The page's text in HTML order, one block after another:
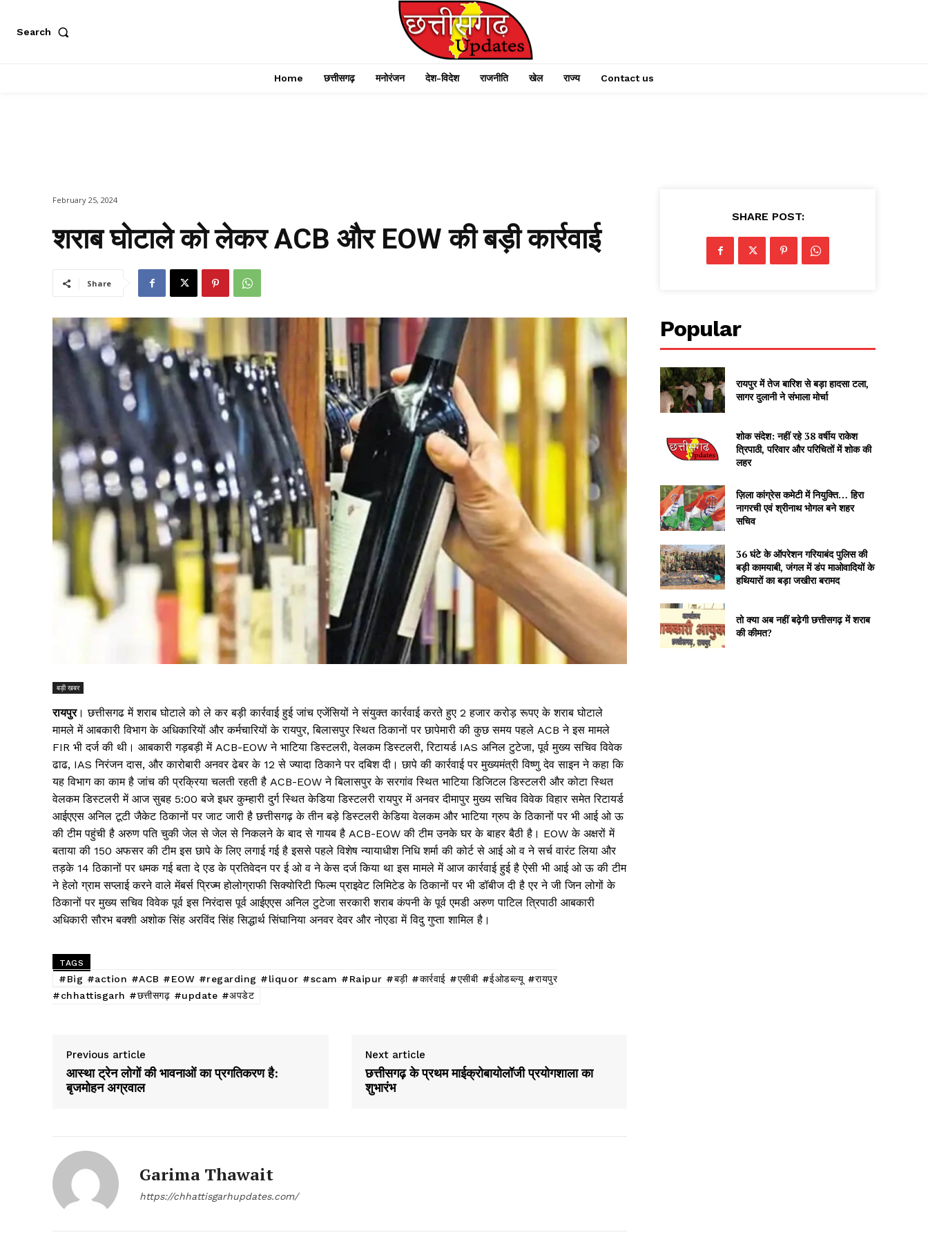
Search
Home छत्तीसगढ़ मनोरंजन देश-विदेश राजनीति खेल राज्य Contact us
February 25, 2024
शराब घोटाले को लेकर ACB और EOW की बड़ी कार्रवाई
Share
बड़ी खबर
रायपुर। छत्तीसगढ में शराब घोटाले को ले कर बड़ी कार्रवाई हुई जांच एजेंसियों ने संयुक्त कार्रवाई करते हुए 2 हजार करोड़ रूपए के शराब घोटाले
मामले में आबकारी विभाग के अधिकारियों और कर्मचारियों के रायपुर, बिलासपुर स्थित ठिकानों पर छापेमारी की कुछ समय पहले ACB ने इस मामले
FIR भी दर्ज की थी। आबकारी गड़बड़ी में ACB-EOW ने भाटिया डिस्टलरी, वेलकम डिस्टलरी, रिटायर्ड IAS अनिल टुटेजा, पूर्व मुख्य सचिव विवेक
ढाढ, IAS निरंजन दास, और कारोबारी अनवर ढेबर के 12 से ज्यादा ठिकाने पर दबिश दी। छापे की कार्रवाई पर मुख्यमंत्री विष्णु देव साइन ने कहा कि
यह विभाग का काम है जांच की प्रक्रिया चलती रहती है ACB-EOW ने बिलासपुर के सरगांव स्थित भाटिया डिजिटल डिस्टलरी और कोटा स्थित
वेलकम डिस्टलरी में आज सुबह 5:00 बजे इधर कुम्हारी दुर्ग स्थित केडिया डिस्टलरी रायपुर में अनवर दीमापुर मुख्य सचिव विवेक विहार समेत रिटायर्ड
आईएएस अनिल टूटी जैकेट ठिकानों पर जाट जारी है छत्तीसगढ़ के तीन बड़े डिस्टलरी केडिया वेलकम और भाटिया ग्रुप के ठिकानों पर भी आई ओ ऊ
की टीम पहुंची है अरुण पति चुकी जेल से जेल से निकलने के बाद से गायब है ACB-EOW की टीम उनके घर के बाहर बैठी है। EOW के अक्षरों में
बताया की 150 अफसर की टीम इस छापे के लिए लगाई गई है इससे पहले विशेष न्यायाधीश निधि शर्मा की कोर्ट से आई ओ व ने सर्च वारंट लिया और
तड़के 14 ठिकानों पर धमक गई बता दे एड के प्रतिवेदन पर ई ओ व ने केस दर्ज किया था इस मामले में आज कार्रवाई हुई है ऐसी भी आई ओ ऊ की टीम
ने हेलो ग्राम सप्लाई करने वाले मेंबर्स प्रिज्म होलोग्राफी सिक्योरिटी फिल्म प्राइवेट लिमिटेड के ठिकानों पर भी डॉबीज दी है एर ने जी जिन लोगों के
ठिकानों पर मुख्य सचिव विवेक पूर्व इस निरंदास पूर्व आईएएस अनिल टुटेजा सरकारी शराब कंपनी के पूर्व एमडी अरुण पाटिल त्रिपाठी आबकारी
अधिकारी सौरभ बक्शी अशोक सिंह अरविंद सिंह सिद्धार्थ सिंघानिया अनवर देवर और नोएडा में विदु गुप्ता शामिल है।
TAGS
#Big #action #ACB #EOW #regarding #liquor #scam #Raipur #बड़ी #कार्रवाई #एसीबी #ईओडब्ल्यू #रायपुर
#chhattisgarh #छत्तीसगढ़ #update #अपडेट
Previous article
आस्था ट्रेन लोगों की भावनाओं का प्रगतिकरण है:
बृजमोहन अग्रवाल
Next article
छत्तीसगढ़ के प्रथम माईक्रोबायोलॉजी प्रयोगशाला का
शुभारंभ
Garima Thawait
https://chhattisgarhupdates.com/
SHARE POST:
Popular
रायपुर में तेज बारिश से बड़ा हादसा टला,
सागर दुलानी ने संभाला मोर्चा
शोक संदेश: नहीं रहे 38 वर्षीय राकेश
त्रिपाठी, परिवार और परिचितों में शोक की
लहर
ज़िला कांग्रेस कमेटी में नियुक्ति… हिरा
नागरची एवं श्रीनाथ भोगल बने शहर
सचिव
36 घंटे के ऑपरेशन गरियाबंद पुलिस की
बड़ी कामयाबी, जंगल में डंप माओवादियों के
हथियारों का बड़ा जखीरा बरामद
तो क्या अब नहीं बढ़ेगी छत्तीसगढ़ में शराब
की कीमत?